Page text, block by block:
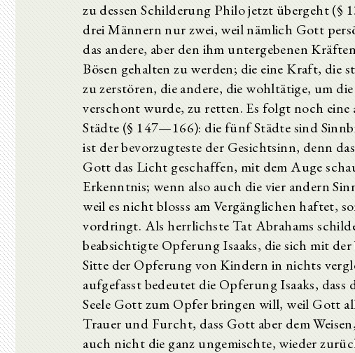
zu dessen Schilderung Philo jetzt übergeht (§
drei Männern nur zwei, weil nämlich Gott
das andere, aber den ihm untergebenen
Bösen gehalten zu werden; die eine Kraft, die
zu zerstören, die andere, die wohltätige, um
verschont wurde, zu retten. Es folgt noch
Städte (§ 147—166): die fünf Städte sind
ist der bevorzugteste der Gesichtsinn, denn
Gott das Licht geschaffen, mit dem Auge
Erkenntnis; wenn also auch die vier andern
weil es nicht blosss am Vergänglichen haftet,
vordringt. Als herrlichste Tat Abrahams
beabsichtigte Opferung Isaaks, die sich mit
Sitte der Opferung von Kindern in nichts
aufgefasst bedeutet die Opferung Isaaks,
Seele Gott zum Opfer bringen will, weil Gott
Trauer und Furcht, dass Gott aber dem
auch nicht die ganz ungemischte, wieder